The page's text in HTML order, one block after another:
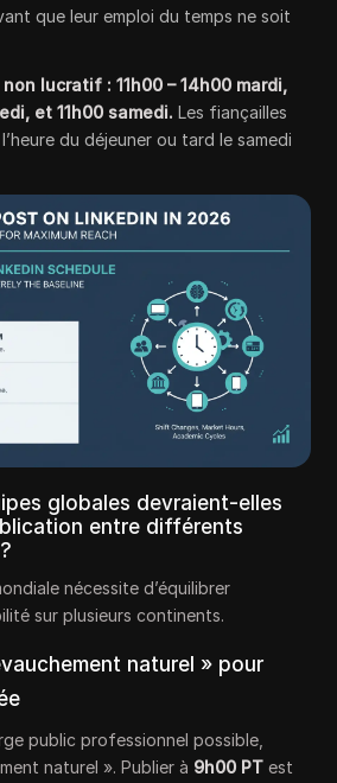
que leur emploi du temps ne soit
lucratif : 11h00 – 14h00 mardi,
et 11h00 samedi. Les fiançailles
du déjeuner ou tard le samedi
globales devraient-elles
entre différents
nécessite d’équilibrer
sur plusieurs continents.
naturel » pour
public professionnel possible,
naturel ». Publier à 9h00 PT est